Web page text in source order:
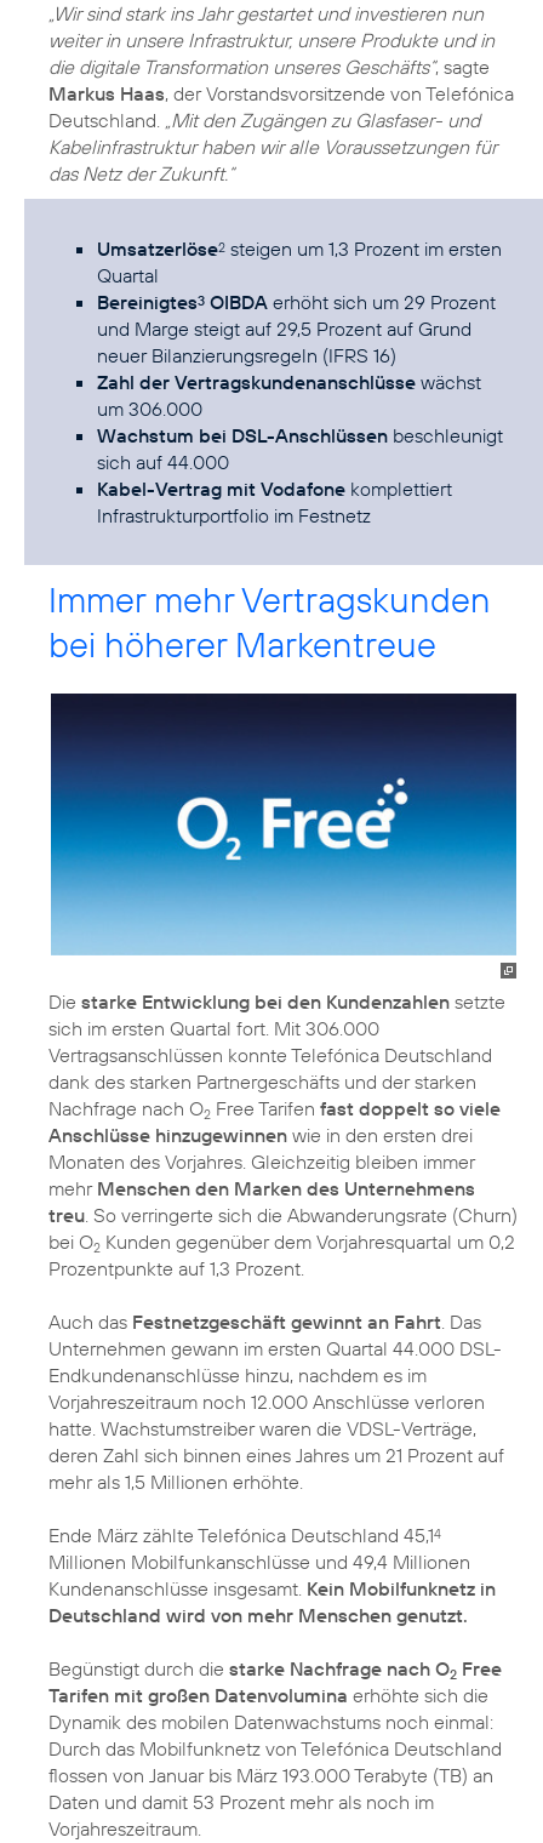
„Wir sind stark ins Jahr gestartet und investieren nun
weiter in unsere Infrastruktur, unsere Produkte und in
die digitale Transformation unseres Geschäfts“, sagte
Markus Haas, der Vorstandsvorsitzende von Telefónica
Deutschland. „Mit den Zugängen zu Glasfaser- und
Kabelinfrastruktur haben wir alle Voraussetzungen für
das Netz der Zukunft.“
Umsatzerlöse2 steigen um 1,3 Prozent im ersten
Quartal
Bereinigtes3 OIBDA erhöht sich um 29 Prozent
und Marge steigt auf 29,5 Prozent auf Grund
neuer Bilanzierungsregeln (IFRS 16)
Zahl der Vertragskundenanschlüsse wächst
um 306.000
Wachstum bei DSL-Anschlüssen beschleunigt
sich auf 44.000
Kabel-Vertrag mit Vodafone komplettiert
Infrastrukturportfolio im Festnetz
Immer mehr Vertragskunden
bei höherer Markentreue
Die starke Entwicklung bei den Kundenzahlen setzte
sich im ersten Quartal fort. Mit 306.000
Vertragsanschlüssen konnte Telefónica Deutschland
dank des starken Partnergeschäfts und der starken
Nachfrage nach O2 Free Tarifen fast doppelt so viele
Anschlüsse hinzugewinnen wie in den ersten drei
Monaten des Vorjahres. Gleichzeitig bleiben immer
mehr Menschen den Marken des Unternehmens
treu. So verringerte sich die Abwanderungsrate (Churn)
bei O2 Kunden gegenüber dem Vorjahresquartal um 0,2
Prozentpunkte auf 1,3 Prozent.
Auch das Festnetzgeschäft gewinnt an Fahrt. Das
Unternehmen gewann im ersten Quartal 44.000 DSL-
Endkundenanschlüsse hinzu, nachdem es im
Vorjahreszeitraum noch 12.000 Anschlüsse verloren
hatte. Wachstumstreiber waren die VDSL-Verträge,
deren Zahl sich binnen eines Jahres um 21 Prozent auf
mehr als 1,5 Millionen erhöhte.
Ende März zählte Telefónica Deutschland 45,14
Millionen Mobilfunkanschlüsse und 49,4 Millionen
Kundenanschlüsse insgesamt. Kein Mobilfunknetz in
Deutschland wird von mehr Menschen genutzt.
Begünstigt durch die starke Nachfrage nach O2 Free
Tarifen mit großen Datenvolumina erhöhte sich die
Dynamik des mobilen Datenwachstums noch einmal:
Durch das Mobilfunknetz von Telefónica Deutschland
flossen von Januar bis März 193.000 Terabyte (TB) an
Daten und damit 53 Prozent mehr als noch im
Vorjahreszeitraum.